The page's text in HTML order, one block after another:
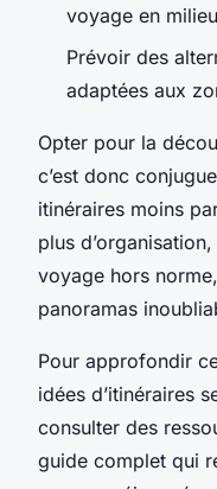
voyage en
Prévoir des
adaptées aux
Opter pour la
c’est donc
itinéraires moins
plus
voyage hors
panoramas
Pour approfondir
idées d’itinéraires
consulter des
guide complet qui